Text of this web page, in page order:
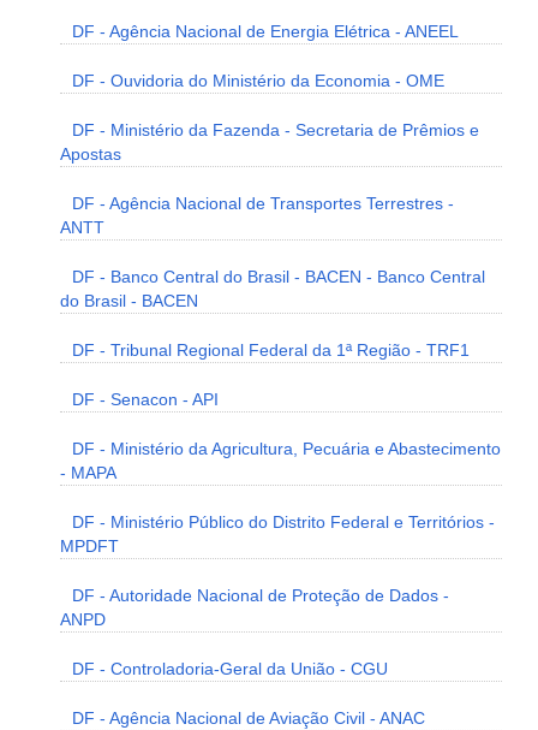
DF - Agência Nacional de Energia Elétrica - ANEEL
DF - Ouvidoria do Ministério da Economia - OME
DF - Ministério da Fazenda - Secretaria de Prêmios e
Apostas
DF - Agência Nacional de Transportes Terrestres -
ANTT
DF - Banco Central do Brasil - BACEN - Banco Central
do Brasil - BACEN
DF - Tribunal Regional Federal da 1ª Região - TRF1
DF - Senacon - API
DF - Ministério da Agricultura, Pecuária e Abastecimento
- MAPA
DF - Ministério Público do Distrito Federal e Territórios -
MPDFT
DF - Autoridade Nacional de Proteção de Dados -
ANPD
DF - Controladoria-Geral da União - CGU
DF - Agência Nacional de Aviação Civil - ANAC